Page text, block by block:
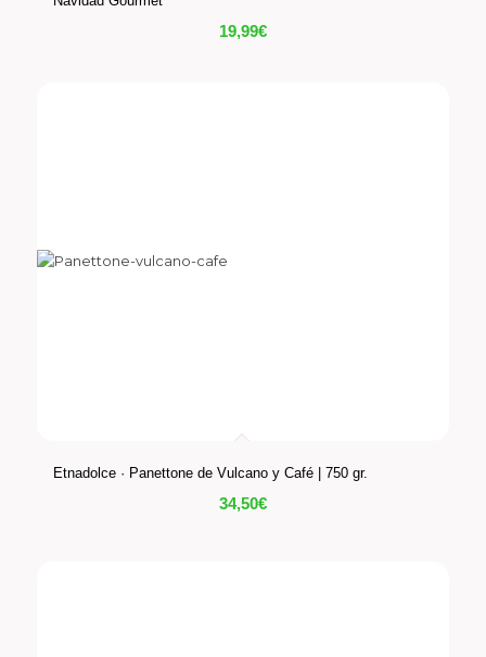
19,99€
Etnadolce · Panettone de Vulcano y Café | 750 gr.
34,50€